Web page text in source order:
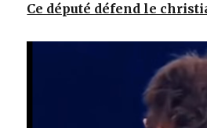
Ce député défend le